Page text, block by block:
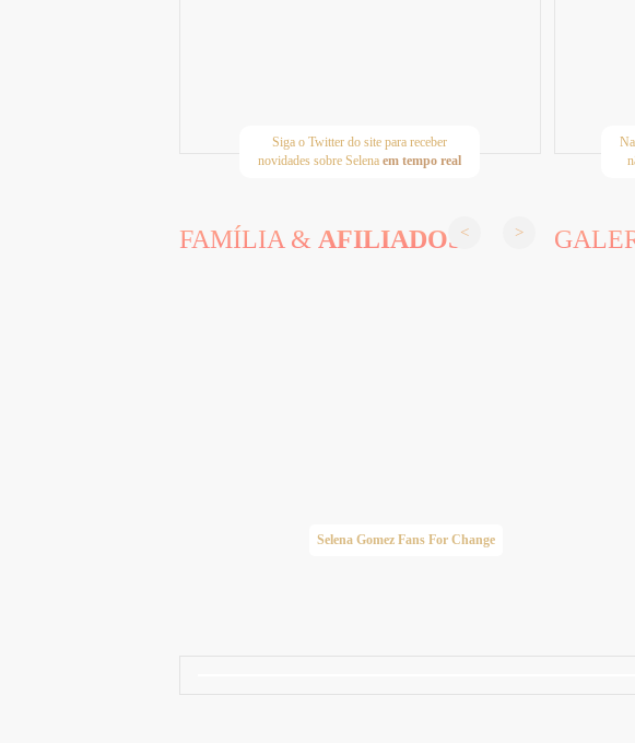
Siga o Twitter do site para receber
novidades sobre Selenaem tempo real
FAMÍLIA & AFILIADOS
Selena Gomez Fans For Change